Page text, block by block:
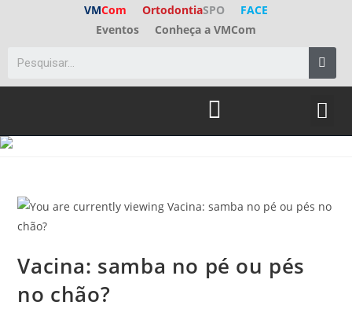
VMCom OrtodontiaSPO
FACE
Eventos
Conheça a VMCom
Vacina: samba no pé ou pés
no chão?